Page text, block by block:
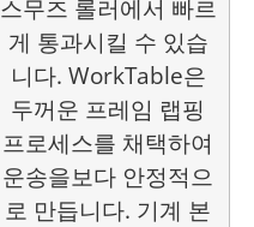
스무즈 롤러에서 빠르
게 통과시킬 수 있습
니다. WorkTable은
두꺼운 프레임 랩핑
프로세스를 채택하여
운송을보다 안정적으
로 만듭니다. 기계 본